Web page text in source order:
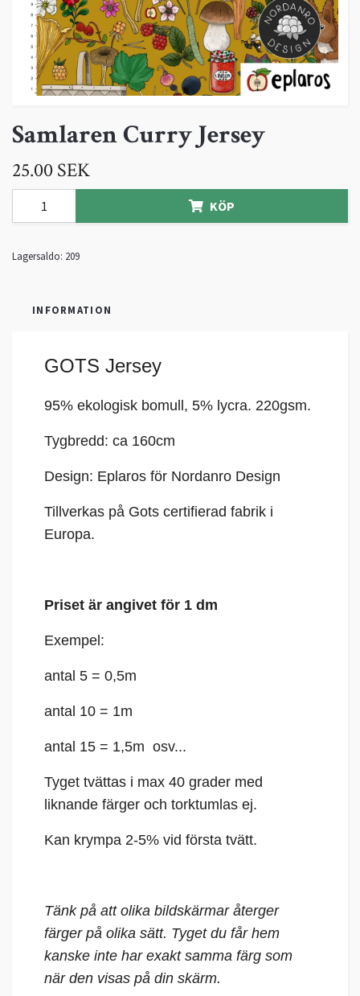
Samlaren Curry Jersey
25.00 SEK
KÖP
Lagersaldo: 209
INFORMATION
GOTS Jersey
95% ekologisk bomull, 5% lycra. 220gsm.
Tygbredd: ca 160cm
Design: Eplaros för Nordanro Design
Tillverkas på Gots certifierad fabrik i
Europa.
Priset är angivet för 1 dm
Exempel:
antal 5 = 0,5m
antal 10 = 1m
antal 15 = 1,5m osv...
Tyget tvättas i max 40 grader med
liknande färger och torktumlas ej.
Kan krympa 2-5% vid första tvätt.
Tänk på att olika bildskärmar återger
färger på olika sätt. Tyget du får hem
kanske inte har exakt samma färg som
när den visas på din skärm.